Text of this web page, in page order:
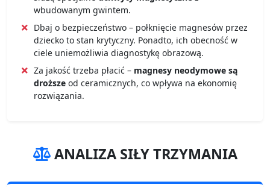
wbudowanym gwintem.
Dbaj o bezpieczeństwo – połknięcie magnesów przez
dziecko to stan krytyczny. Ponadto, ich obecność w
ciele uniemożliwia diagnostykę obrazową.
Za jakość trzeba płacić – magnesy neodymowe są
droższe od ceramicznych, co wpływa na ekonomię
rozwiązania.
ANALIZA SIŁY TRZYMANIA